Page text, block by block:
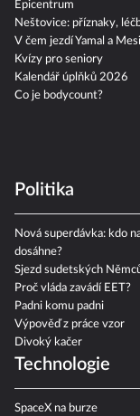
Epicentrum
Neštovice: příznaky,
V čem jezdí Yamal a
Kvízy pro seniory
Kalendář úplňků 2026
Co je bodycount?
Politika
Nová superdávka: kdo
dosáhne?
Sjezd sudetských
Proč vláda zavádí EET?
Padni komu padni
Výpověď z práce vzor
Divoký kačer
Technologie
SpaceX na burze